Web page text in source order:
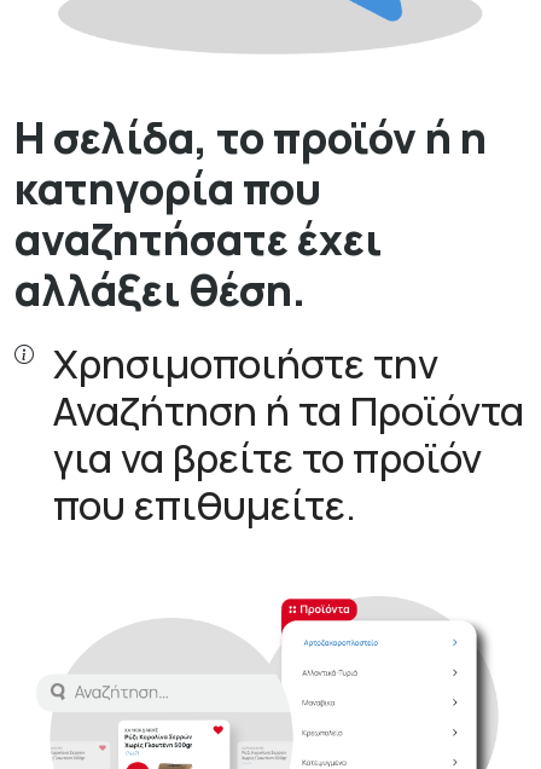
Η σελίδα, το προϊόν ή η
κατηγορία που
αναζητήσατε έχει
αλλάξει θέση.
Χρησιμοποιήστε την
Αναζήτηση ή τα Προϊόντα
για να βρείτε το προϊόν
που επιθυμείτε.